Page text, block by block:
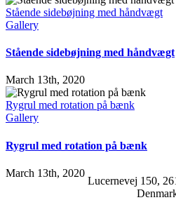
Stående sidebøjning med håndvægt
Gallery
Stående sidebøjning med håndvægt
March 13th, 2020
Rygrul med rotation på bænk
Gallery
Rygrul med rotation på bænk
March 13th, 2020
Lucernevej 150,